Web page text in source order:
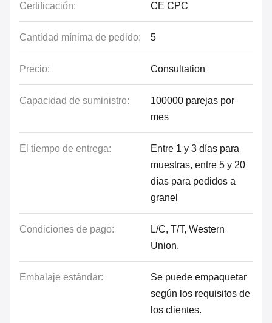
Certificación: CE CPC
Cantidad mínima de pedido: 5
Precio: Consultation
Capacidad de suministro:
100000 parejas por
mes
El tiempo de entrega:
Entre 1 y 3 días para
muestras, entre 5 y 20
días para pedidos a
granel
Condiciones de pago:
L/C, T/T, Western
Union,
Embalaje estándar:
Se puede empaquetar
según los requisitos de
los clientes.